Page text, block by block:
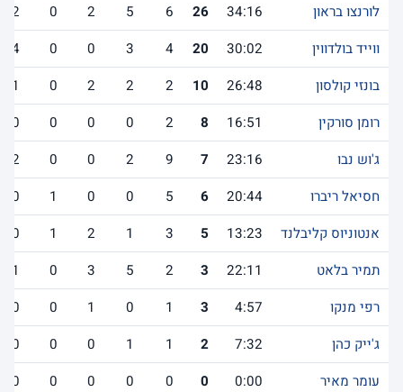
לורנצו בראון
34:16
26
6
5
2
0
2
ווייד בולדווין
30:02
20
4
3
0
0
4
בונזי קולסון
26:48
10
2
2
2
0
1
רומן סורקין
16:51
8
2
0
0
0
0
ג'וש נבו
23:16
7
9
2
0
0
2
חסיאל ריברו
20:44
6
5
0
0
1
0
אנטוניוס קליבלנד
13:23
5
3
1
2
1
0
תמיר בלאט
22:11
3
2
5
3
0
1
רפי מנקו
4:57
3
1
0
1
0
0
ג'ייק כהן
7:32
2
1
1
0
0
0
עומר מאיר
0:00
0
0
0
0
0
0